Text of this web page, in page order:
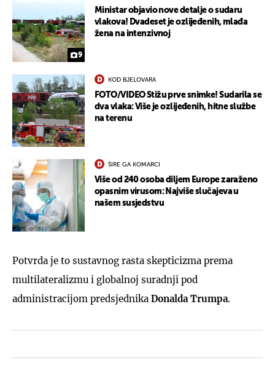
9
Ministar objavio nove detalje o sudaru
vlakova! Dvadeset je ozlijeđenih, mlađa
žena na intenzivnoj
KOD BJELOVARA
FOTO/VIDEO Stižu prve snimke! Sudarila se
dva vlaka: Više je ozlijeđenih, hitne službe
na terenu
ŠIRE GA KOMARCI
Više od 240 osoba diljem Europe zaraženo
opasnim virusom: Najviše slučajeva u
našem susjedstvu
Potvrda je to sustavnog rasta skepticizma prema
multilateralizmu i globalnoj suradnji pod
administracijom predsjednika Donalda Trumpa.